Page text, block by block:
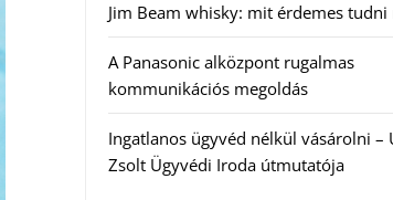
Jim Beam whisky: mit érdemes tudni
A Panasonic alközpont rugalmas
kommunikációs megoldás
Ingatlanos ügyvéd nélkül vásárolni –
Zsolt Ügyvédi Iroda útmutatója